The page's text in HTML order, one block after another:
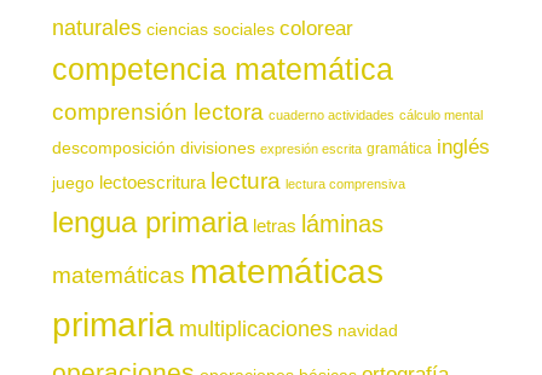
naturales ciencias sociales colorear
competencia matemática
comprensión lectora cuaderno actividades cálculo mental
descomposición divisiones expresión escrita gramática inglés
juego lectoescritura lectura lectura comprensiva
lengua primaria letras láminas
matemáticas matemáticas
primaria multiplicaciones navidad